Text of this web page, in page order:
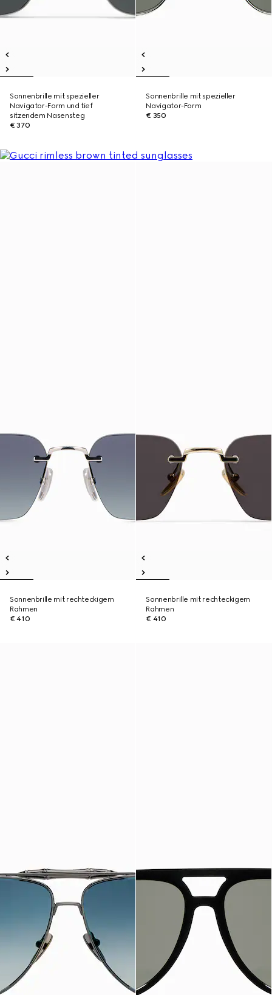
Sonnenbrille mit spezieller
Navigator-Form und tief
sitzendem Nasensteg
€ 370
Sonnenbrille mit spezieller
Navigator-Form
€ 350
Sonnenbrille mit rechteckigem
Rahmen
€ 410
Sonnenbrille mit rechteckigem
Rahmen
€ 410